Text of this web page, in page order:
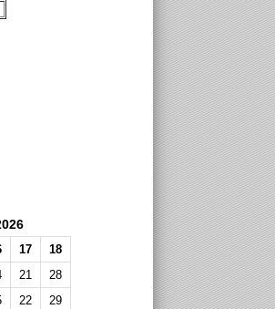
17
18
21
28
22
29